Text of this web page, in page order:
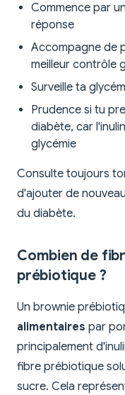
Commence par
réponse
Accompagne de
meilleur contrôle
Surveille ta
Prudence si tu
diabète, car
glycémie
Consulte toujours
d'ajouter de
du diabète.
Combien de
prébiotique ?
Un brownie
alimentaires par
principalement
fibre prébiotique
sucre. Cela